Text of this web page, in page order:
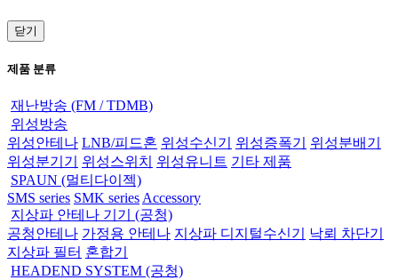
닫기
제품 분류
재난방송 (FM / TDMB)
위성방송
위성안테나 LNB/피드혼 위성수신기 위성증폭기
위성분배기
위성분기기
위성스위치 위성유니트 기타 제품
SPAUN (멀티다이젝)
SMS series SMK series Accessory
지상파 안테나 기기 (공청)
공청안테나 가정용 안테나 지상파 디지털수신기
낙뢰 차단기
지상파 필터 혼합기
HEADEND SYSTEM (공청)